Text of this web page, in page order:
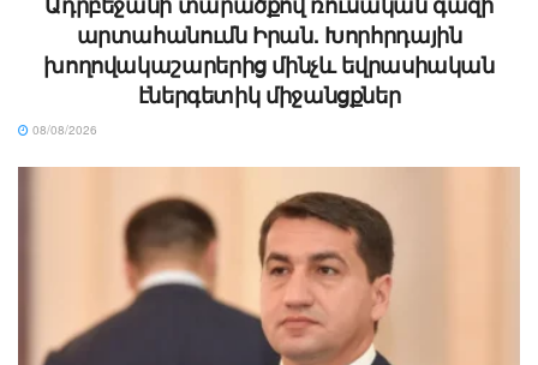
արտահանումն Իրան. Խորհրդային
խողովակաշարերից մինչև եվրասիական
էներգետիկ միջանցքներ
08/08/2026